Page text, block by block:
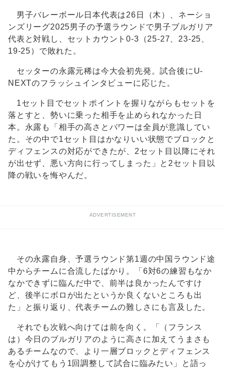
男子バレーボール日本代表は26日（木）、ネーショ
ンズリーグ2025男子の予選ラウンドで男子ブルガリア
代表と対戦し、セットカウント0-3（25-27、23-25、
19-25）で敗れた。
セッターの永露元稀は今大会初先発。試合後にU-
NEXTのフラッシュインタビューに応じた。
1セット目でセットポイントを握りながらもセットを
落とすと、勢いに乗った相手を止められなかった日
本。永露も「相手の高さとパワーは全員が意識してい
た。その中で1セット目はかなりいい状態でブロックと
ディフェンスの対応ができたが、2セット目以降にそれ
が出せず、悪い方向に行ってしまった」と2セット目以
降の戦いを悔やんだ。
ADVERTISEMENT
その永露自身、予選ラウンド第1週の中国ラウンド途
中からチームに合流したばかり。「6対6の練習もなか
なかできずに臨んだ中で、前半は良かったんですけ
ど、後半にボロが出たというか良くないところも出
た」と振り返り、代表チームの難しさにも言及した。
それでも次戦へ向けては前を向く。「（フランス
は）今日のブルガリアのように高さに加えてうまさも
あるチームなので、より一層ブロックとディフェンス
を心がけてもう1回調整して試合に臨みたい」と語っ